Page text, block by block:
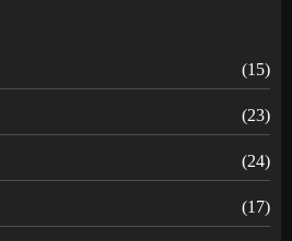
(15)
(23)
(24)
(17)